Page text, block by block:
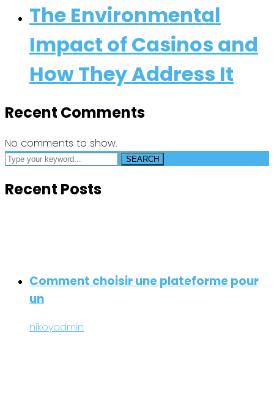
The Environmental
Impact of Casinos and
How They Address It
Recent Comments
No comments to show.
SEARCH
Recent Posts
Comment choisir une plateforme pour
un
nikoyadmin